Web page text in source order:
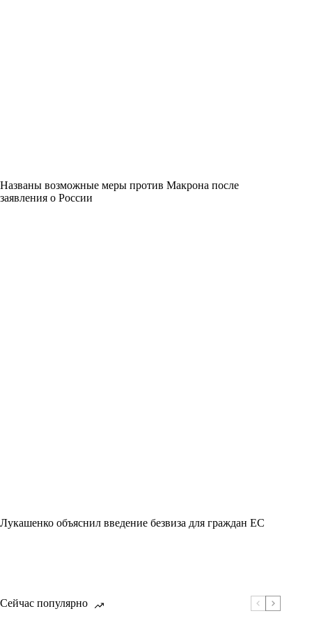
Названы возможные меры против Макрона после
заявления о России
Лукашенко объяснил введение безвиза для граждан ЕС
Сейчас популярно